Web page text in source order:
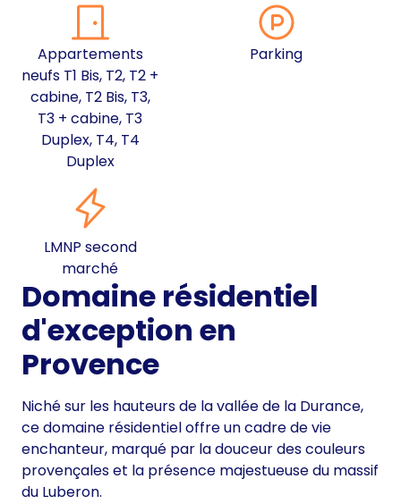
Appartements
neufs T1 Bis, T2, T2 +
cabine, T2 Bis, T3,
T3 + cabine, T3
Duplex, T4, T4
Duplex
Parking
LMNP second
marché
Domaine résidentiel
d'exception en
Provence
Niché sur les hauteurs de la vallée de la Durance,
ce domaine résidentiel offre un cadre de vie
enchanteur, marqué par la douceur des couleurs
provençales et la présence majestueuse du massif
du Luberon.